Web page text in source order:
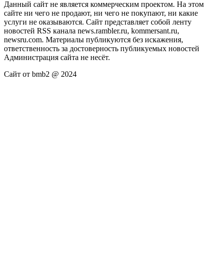
Данный сайт не является коммерческим проектом. На этом
сайте ни чего не продают, ни чего не покупают, ни какие
услуги не оказываются. Сайт представляет собой ленту
новостей RSS канала news.rambler.ru, kommersant.ru,
newsru.com. Материалы публикуются без искажения,
ответственность за достоверность публикуемых новостей
Администрация сайта не несёт.
Сайт от bmb2 @ 2024